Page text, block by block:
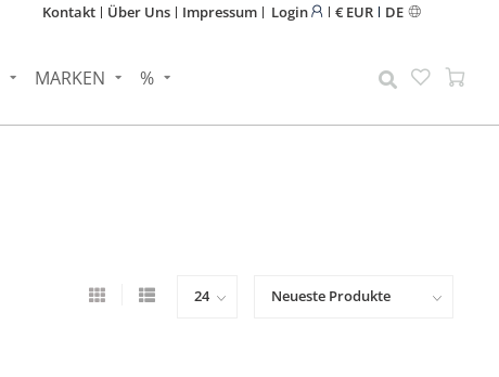
Kontakt Über Uns Impressum Login € EUR DE
MARKEN %